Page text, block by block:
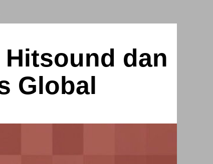
Hitsound dan
Global